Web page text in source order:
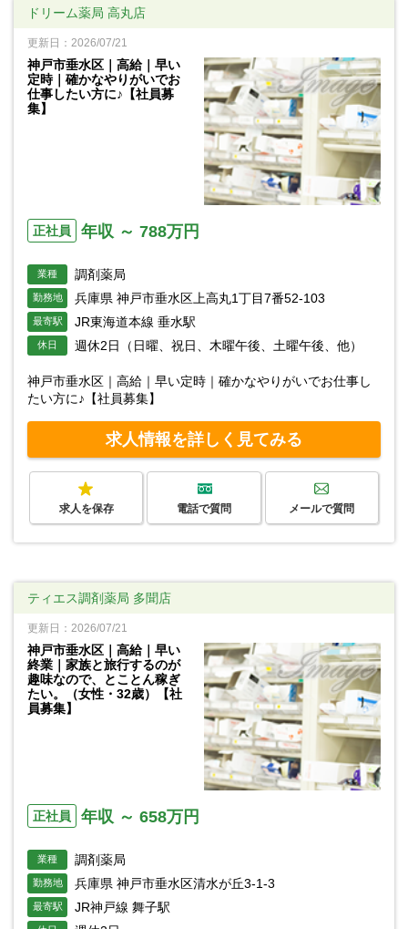
ドリーム薬局 高丸店
更新日：2026/07/21
神戸市垂水区｜高給｜早い
定時｜確かなやりがいでお
仕事したい方に♪【社員募
集】
正社員 年収 ～ 788万円
業種 調剤薬局
勤務地 兵庫県 神戸市垂水区上高丸1丁目7番52-103
最寄駅 JR東海道本線 垂水駅
休日 週休2日（日曜、祝日、木曜午後、土曜午後、他）
神戸市垂水区｜高給｜早い定時｜確かなやりがいでお仕事し
たい方に♪【社員募集】
求人情報を詳しく見てみる
求人を保存 電話で質問 メールで質問
ティエス調剤薬局 多聞店
更新日：2026/07/21
神戸市垂水区｜高給｜早い
終業｜家族と旅行するのが
趣味なので、とことん稼ぎ
たい。（女性・32歳）【社
員募集】
正社員 年収 ～ 658万円
業種 調剤薬局
勤務地 兵庫県 神戸市垂水区清水が丘3-1-3
最寄駅 JR神戸線 舞子駅